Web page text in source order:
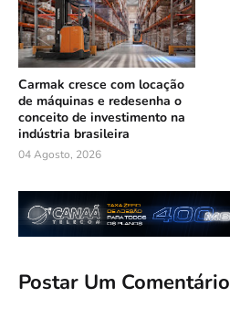
Carmak cresce com locação
de máquinas e redesenha o
conceito de investimento na
indústria brasileira
04 Agosto, 2026
Postar Um Comentário